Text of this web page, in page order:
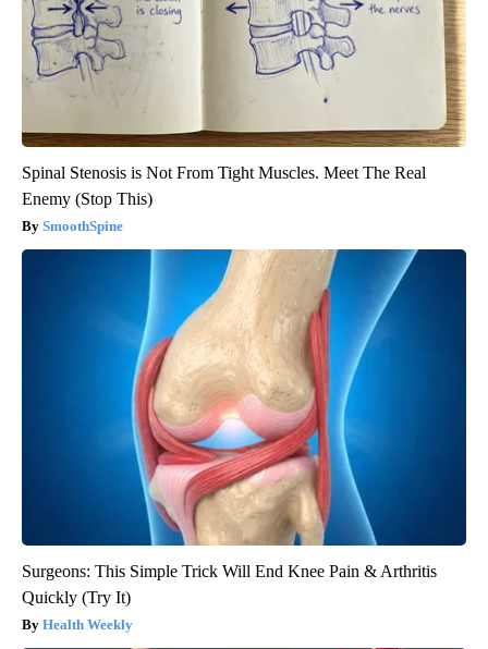
Spinal Stenosis is Not From Tight Muscles. Meet The Real
Enemy (Stop This)
SmoothSpine
Surgeons: This Simple Trick Will End Knee Pain & Arthritis
Quickly (Try It)
Health Weekly